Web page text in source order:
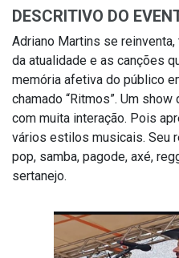
DESCRITIVO DO
Adriano Martins se
da atualidade e as canções
memória afetiva do público
chamado “Ritmos”. Um
com muita interação. Pois
vários estilos musicais. Seu
pop, samba, pagode, axé,
sertanejo.